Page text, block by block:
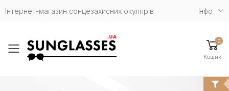
Інтернет-магазин сонцезахисних окулярів Iнфо
Toggle mobile menu
0
Кошик